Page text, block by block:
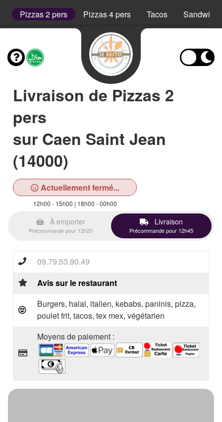
Pizzas 2 pers Pizzas 4 pers Tacos Sandwichs
Livraison de Pizzas 2
pers
sur Caen Saint Jean
(14000)
Actuellement fermé...
12h00 - 15h00 | 18h00 - 00h00
À emporter
Précommande pour 12h20
Livraison
Précommande pour 12h45
09.79.53.90.49
Avis sur le restaurant
Burgers, halal, italien, kebabs, paninis, pizza,
poulet frit, tacos, tex mex, végétarien
Moyens de paiement :